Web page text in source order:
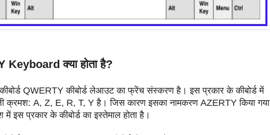
Keyboard क्या होता है?
QWERTY कीबोर्ड लेआउट का फ्रेंच संस्करण है। इस प्रकार के कीबोर्ड में
क्रमश: A, Z, E, R, T, Y है। जिस कारण इसका नामकरण AZERTY किया गया
इस प्रकार के कीबोर्ड का इस्तेमाल होता है।